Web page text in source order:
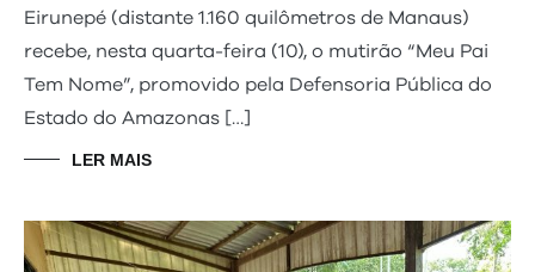
Eirunepé (distante 1.160 quilômetros de Manaus)
recebe, nesta quarta-feira (10), o mutirão “Meu Pai
Tem Nome”, promovido pela Defensoria Pública do
Estado do Amazonas […]
LER MAIS